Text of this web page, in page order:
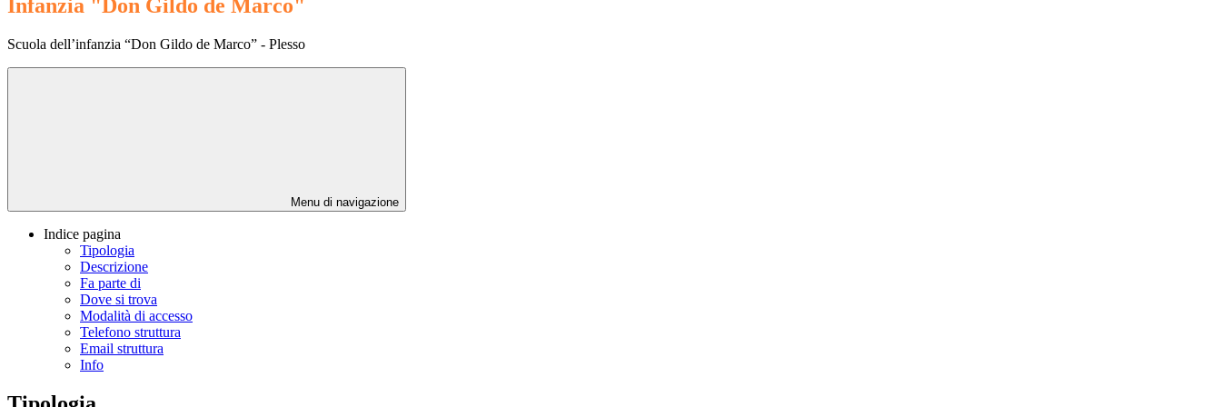
Infanzia "Don Gildo de Marco"
Scuola dell’infanzia “Don Gildo de Marco” - Plesso
Menu di navigazione
Indice pagina
Tipologia
Descrizione
Fa parte di
Dove si trova
Modalità di accesso
Telefono struttura
Email struttura
Info